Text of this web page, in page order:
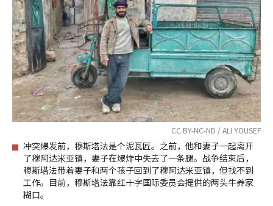
CC BY-NC-ND / ALI YOUSEF
冲突爆发前，穆斯塔法是个泥瓦匠。之前，他和妻子一起离开
了穆阿达米亚镇，妻子在爆炸中失去了一条腿。战争结束后，
穆斯塔法带着妻子和两个孩子回到了穆阿达米亚镇，但找不到
工作。目前，穆斯塔法靠红十字国际委员会提供的两头牛养家
糊口。